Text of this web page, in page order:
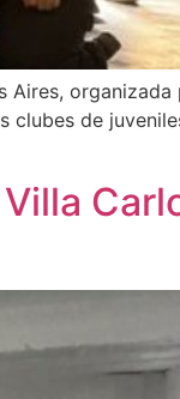
Aires, organizada
clubes de